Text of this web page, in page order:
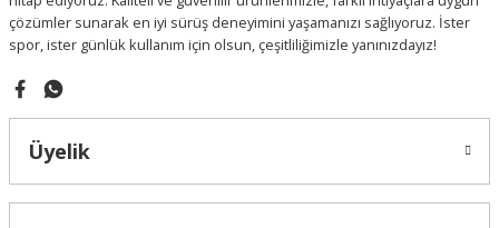
Gönder
çözümler sunarak en iyi sürüş deneyimini yaşamanızı sağlıyoruz. İster
spor, ister günlük kullanım için olsun, çeşitliliğimizle yanınızdayız!
Üyelik